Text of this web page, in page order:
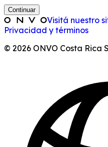
Continuar
Visitá nuestro
Privacidad y términos
© 2026 ONVO Costa Rica